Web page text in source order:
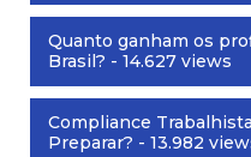
Quanto ganham os
Brasil? - 14.627 views
Compliance
Preparar? - 13.982